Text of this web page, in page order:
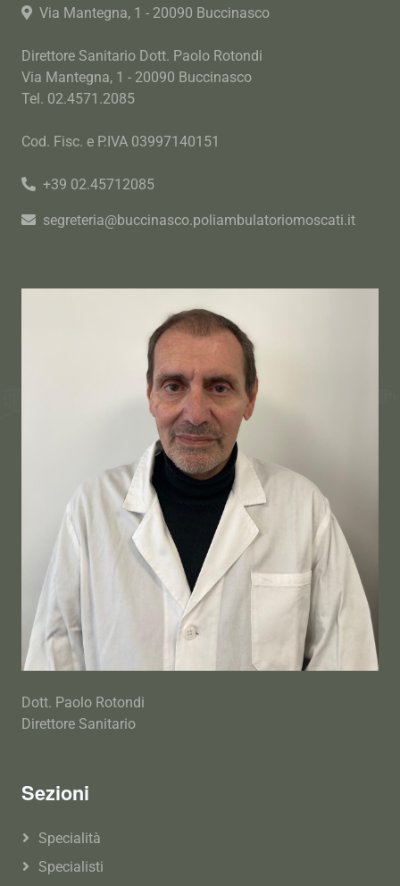
Via Mantegna, 1 - 20090 Buccinasco
Direttore Sanitario Dott. Paolo Rotondi
Via Mantegna, 1 - 20090 Buccinasco
Tel. 02.4571.2085
Cod. Fisc. e P.IVA 03997140151
+39 02.45712085
segreteria@buccinasco.poliambulatoriomoscati.it
Dott. Paolo Rotondi
Direttore Sanitario
Sezioni
Specialità
Specialisti